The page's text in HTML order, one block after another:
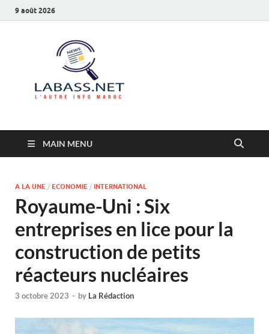
9 août 2026
MAIN MENU
A LA UNE / ECONOMIE / INTERNATIONAL
Royaume-Uni : Six
entreprises en lice pour la
construction de petits
réacteurs nucléaires
3 octobre 2023 - by La Rédaction